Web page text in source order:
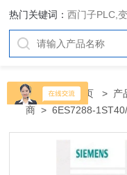
热门关键词：西门子PLC,
当前位置：首页 > 产
商 > 6ES7288-